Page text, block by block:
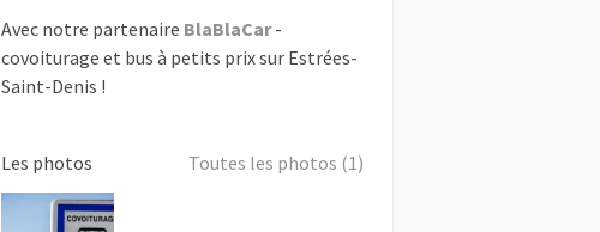
Avec notre partenaire BlaBlaCar-
covoiturage et bus à petits prix sur Estrées-
Saint-Denis !
Les photos Toutes les photos (1)